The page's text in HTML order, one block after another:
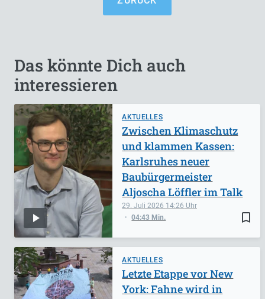
Das könnte Dich auch
interessieren
AKTUELLES
bookmark_border
29. Juli 2026 14:26
04:43 Min.
Zwischen Klimaschutz
und klammen Kassen:
Karlsruhes neuer
Baubürgermeister
Aljoscha Löffler im Talk
AKTUELLES
Letzte Etappe vor New
York: Fahne wird in